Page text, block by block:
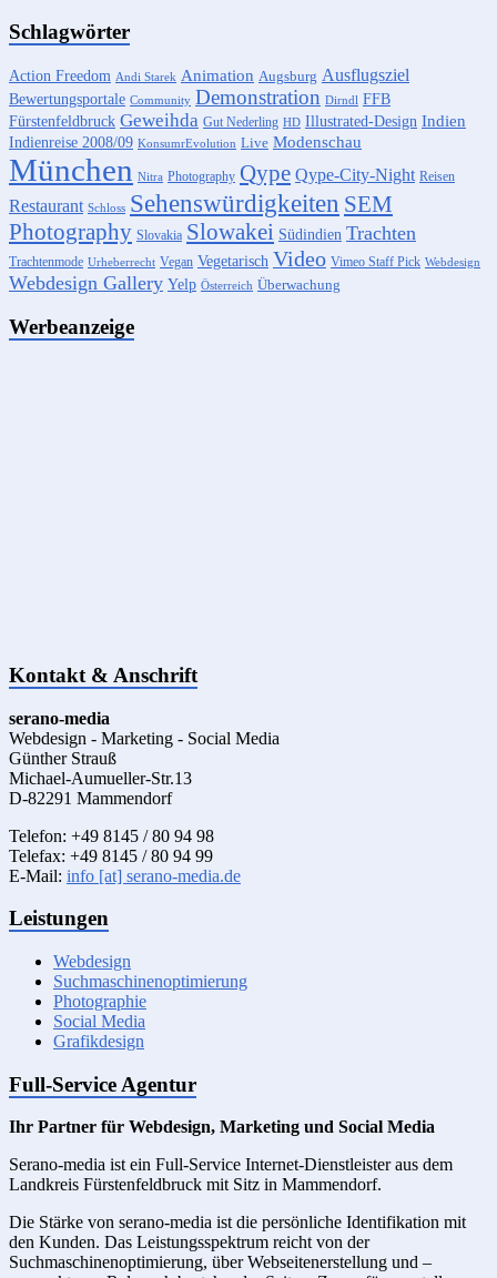
Schlagwörter
Action Freedom Andi Starek Animation Augsburg Ausflugsziel
Bewertungsportale Community Demonstration Dirndl FFB
Fürstenfeldbruck Geweihda Gut Nederling HD Illustrated-Design Indien
Indienreise 2008/09 KonsumrEvolution Live Modenschau
München Nitra Photography Qype Qype-City-Night Reisen
Restaurant Schloss Sehenswürdigkeiten SEM
Photography Slovakia Slowakei Südindien Trachten
Trachtenmode Urheberrecht Vegan Vegetarisch Video Vimeo Staff Pick Webdesign
Webdesign Gallery Yelp Österreich Überwachung
Werbeanzeige
Kontakt & Anschrift
serano-media
Webdesign - Marketing - Social Media
Günther Strauß
Michael-Aumueller-Str.13
D-82291 Mammendorf
Telefon: +49 8145 / 80 94 98
Telefax: +49 8145 / 80 94 99
E-Mail: info [at] serano-media.de
Leistungen
Webdesign
Suchmaschinenoptimierung
Photographie
Social Media
Grafikdesign
Full-Service Agentur
Ihr Partner für Webdesign, Marketing und Social Media
Serano-media ist ein Full-Service Internet-Dienstleister aus dem
Landkreis Fürstenfeldbruck mit Sitz in Mammendorf.
Die Stärke von serano-media ist die persönliche Identifikation mit
den Kunden. Das Leistungsspektrum reicht von der
Suchmaschinenoptimierung, über Webseitenerstellung und –